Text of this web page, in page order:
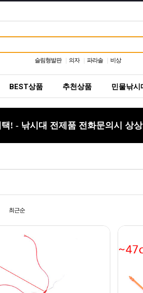
슬림형발판 의자 파라솔 비상
BEST상품 추천상품 민물낚시
! - 낚시대 전제품 전화문의시 상
최근순